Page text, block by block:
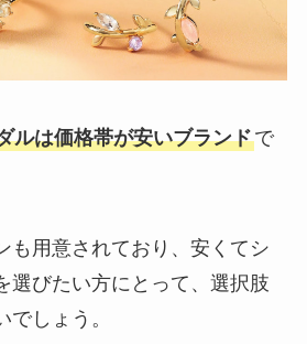
ルは価格帯が安いブランドで
も用意されており、安くてシ
選びたい方にとって、選択肢
しょう。